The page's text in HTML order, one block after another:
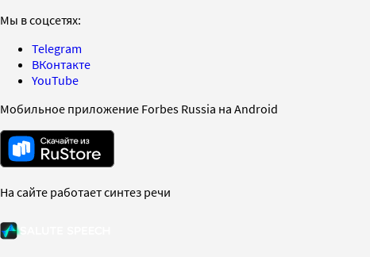
Мы в соцсетях:
Telegram
ВКонтакте
YouTube
Мобильное приложение Forbes Russia на Android
На сайте работает синтез речи